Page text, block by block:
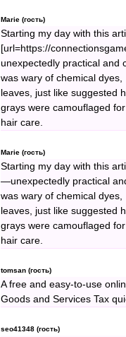
Marie (гость)
Starting my day with this
[url=https://
unexpectedly practical and
was wary of chemical
leaves, just like suggested
grays were camouflaged
hair care.
Marie (гость)
Starting my day with this
—unexpectedly practical
was wary of chemical
leaves, just like suggested
grays were camouflaged
hair care.
tomsan (гость)
A free and easy-to-use
Goods and Services Tax
seo41348 (гость)